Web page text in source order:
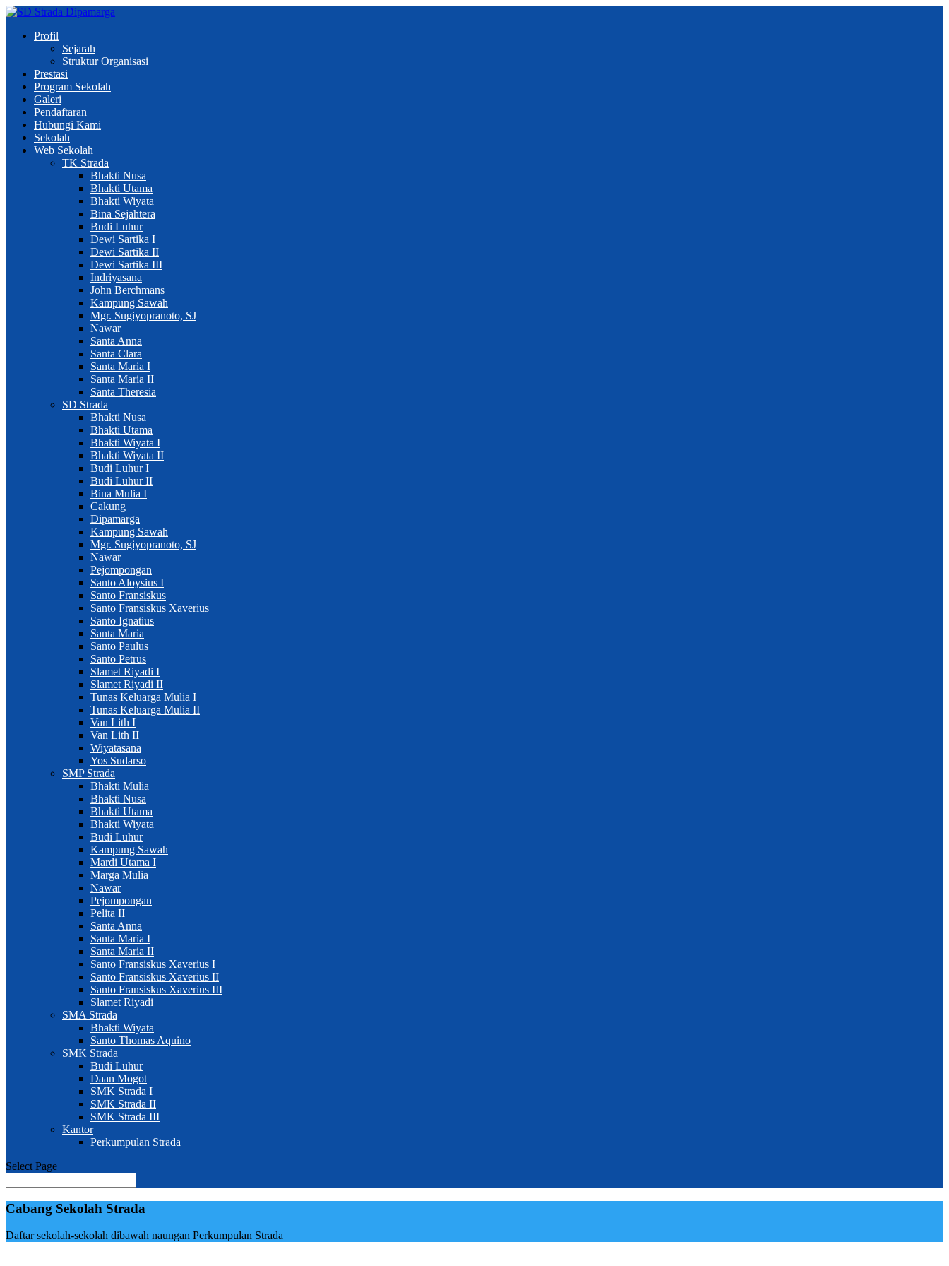
Profil
Sejarah
Struktur Organisasi
Prestasi
Program Sekolah
Galeri
Pendaftaran
Hubungi Kami
Sekolah
Web Sekolah
TK Strada
Bhakti Nusa
Bhakti Utama
Bhakti Wiyata
Bina Sejahtera
Budi Luhur
Dewi Sartika I
Dewi Sartika II
Dewi Sartika III
Indriyasana
John Berchmans
Kampung Sawah
Mgr. Sugiyopranoto, SJ
Nawar
Santa Anna
Santa Clara
Santa Maria I
Santa Maria II
Santa Theresia
SD Strada
Bhakti Nusa
Bhakti Utama
Bhakti Wiyata I
Bhakti Wiyata II
Budi Luhur I
Budi Luhur II
Bina Mulia I
Cakung
Dipamarga
Kampung Sawah
Mgr. Sugiyopranoto, SJ
Nawar
Pejompongan
Santo Aloysius I
Santo Fransiskus
Santo Fransiskus Xaverius
Santo Ignatius
Santa Maria
Santo Paulus
Santo Petrus
Slamet Riyadi I
Slamet Riyadi II
Tunas Keluarga Mulia I
Tunas Keluarga Mulia II
Van Lith I
Van Lith II
Wiyatasana
Yos Sudarso
SMP Strada
Bhakti Mulia
Bhakti Nusa
Bhakti Utama
Bhakti Wiyata
Budi Luhur
Kampung Sawah
Mardi Utama I
Marga Mulia
Nawar
Pejompongan
Pelita II
Santa Anna
Santa Maria I
Santa Maria II
Santo Fransiskus Xaverius I
Santo Fransiskus Xaverius II
Santo Fransiskus Xaverius III
Slamet Riyadi
SMA Strada
Bhakti Wiyata
Santo Thomas Aquino
SMK Strada
Budi Luhur
Daan Mogot
SMK Strada I
SMK Strada II
SMK Strada III
Kantor
Perkumpulan Strada
Select Page
Cabang Sekolah Strada
Daftar sekolah-sekolah dibawah naungan Perkumpulan Strada